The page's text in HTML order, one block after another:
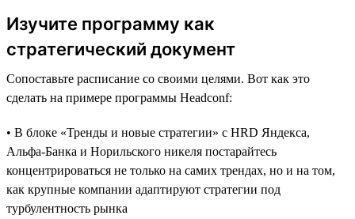
Изучите программу как
стратегический документ
Сопоставьте расписание со своими целями. Вот как это
сделать на примере программы Headсonf:
• В блоке «Тренды и новые стратегии» с HRD Яндекса,
Альфа-Банка и Норильского никеля постарайтесь
концентрироваться не только на самих трендах, но и на том,
как крупные компании адаптируют стратегии под
турбулентность рынка